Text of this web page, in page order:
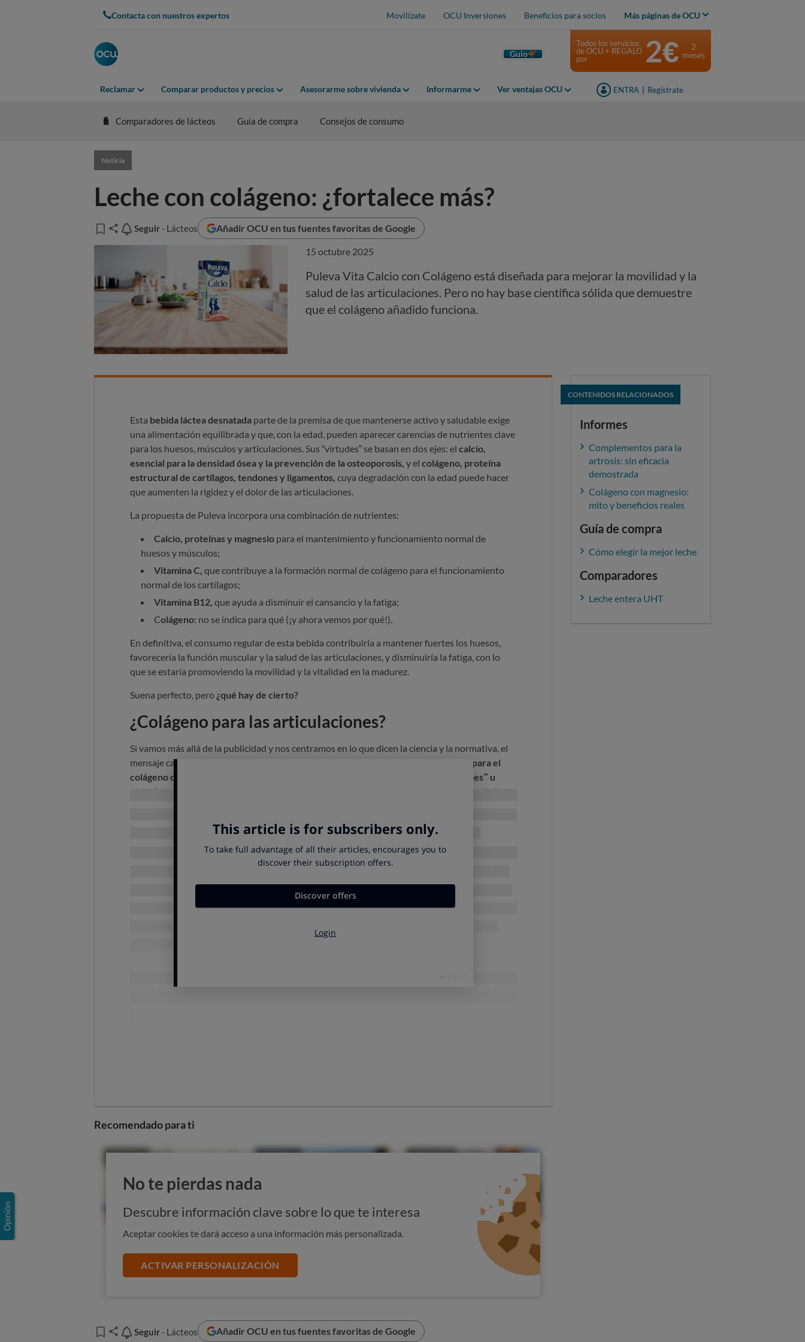
Contacta con nuestros expertos Movilízate OCU Inversiones Beneficios para socios Más páginas de OCU
Guio
Reclamar Comparar productos y precios Asesorarme sobre vivienda Informarme Ver ventajas OCU ENTRA Regístrate
Todos los servicios
de OCU + REGALO
por
2€
2
meses
Comparadores de lácteos Guía de compra Consejos de consumo
Noticia
Leche con colágeno: ¿fortalece más?
Seguir
Seguir - Lácteos Añadir OCU en tus fuentes favoritas de Google
15 octubre 2025
Puleva Vita Calcio con Colágeno está diseñada para mejorar la movilidad y la
salud de las articulaciones. Pero no hay base científica sólida que demuestre
que el colágeno añadido funciona.
Esta bebida láctea desnatadaparte de la premisa de que mantenerse activo y saludable exige
una alimentación equilibrada y que, con la edad, pueden aparecer carencias de nutrientes clave
para los huesos, músculos y articulaciones. Sus “virtudes” se basan en dos ejes: el calcio,
esencial para la densidad ósea y la prevención de la osteoporosis, y el colágeno, proteína
estructural de cartílagos, tendones y ligamentos, cuya degradación con la edad puede hacer
que aumenten la rigidez y el dolor de las articulaciones.
La propuesta de Puleva incorpora una combinación de nutrientes:
Calcio, proteínas y magnesiopara el mantenimiento y funcionamiento normal de
huesos y músculos;
Vitamina C, que contribuye a la formación normal de colágeno para el funcionamiento
normal de los cartílagos;
Vitamina B12, que ayuda a disminuir el cansancio y la fatiga;
Colágeno: no se indica para qué (¡y ahora vemos por qué!).
En definitiva, el consumo regular de esta bebida contribuiría a mantener fuertes los huesos,
favorecería la función muscular y la salud de las articulaciones, y disminuiría la fatiga, con lo
que se estaría promoviendo la movilidad y la vitalidad en la madurez.
Suena perfecto, pero ¿qué hay de cierto?
¿Colágeno para las articulaciones?
Si vamos más allá de la publicidad y nos centramos en lo que dicen la ciencia y la normativa, el
mensaje cambia de forma radical.
En la UE no hay alegaciones de salud autorizadas para el
colágeno como ingrediente que funcione en el “mantenimiento de las articulaciones” u
otros beneficios similares.
La Autoridad Europea de Seguridad Alimentaria (EFSA) evaluó una
además, se refieren al tratamiento o alivio del dolor de una enfermedad.
Este tipo de mensajes no puede usarse como reclamo para alimentos de consumo general.
En la lista de ingredientes vemos que se añade“colágeno nativo tipo II”
priori, ínfima (0,009%, es decir, 9 ml por cada litro). Pero al parecer suficiente para resaltar su
Ingredientes que sí funcionan
“contribuye al mantenimiento de los huesos en condiciones normales”.
Magnesio:“contribuye al funcionamiento normal de los músculos”.
Recomendado para ti
No te pierdas nada
Descubre información clave sobre lo que te interesa
Aceptar cookies te dará acceso a una información más personalizada.
ACTIVAR PERSONALIZACIÓN
CONTENIDOS RELACIONADOS
Informes
Complementos para la
artrosis: sin eficacia
demostrada
Colágeno con magnesio:
mito y beneficios reales
Guía de compra
Cómo elegir la mejor leche
Comparadores
Leche entera UHT
Seguir
Seguir - Lácteos Añadir OCU en tus fuentes favoritas de Google